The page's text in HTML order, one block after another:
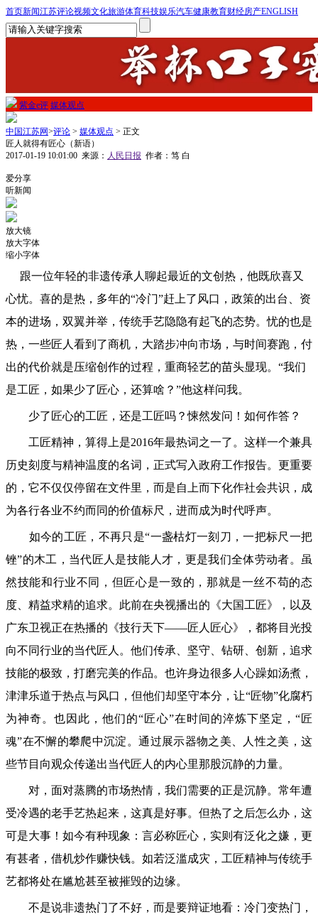
首页新闻江苏评论视频文化旅游体育科技娱乐汽车健康教育财经房产ENGLISH
紫金e评 媒体观点
中国江苏网>评论 > 媒体观点 > 正文
匠人就得有匠心（新语）
2017-01-19 10:01:00 来源： 人民日报 作者：笃 白
爱分享
听新闻
放大镜
放大字体
缩小字体
跟一位年轻的非遗传承人聊起最近的文创热，他既欣喜又
心忧。喜的是热，多年的“冷门”赶上了风口，政策的出台、资
本的进场，双翼并举，传统手艺隐隐有起飞的态势。忧的也是
热，一些匠人看到了商机，大踏步冲向市场，与时间赛跑，付
出的代价就是压缩创作的过程，重商轻艺的苗头显现。“我们
是工匠，如果少了匠心，还算啥？”他这样问我。
少了匠心的工匠，还是工匠吗？悚然发问！如何作答？
工匠精神，算得上是2016年最热词之一了。这样一个兼具
历史刻度与精神温度的名词，正式写入政府工作报告。更重要
的，它不仅仅停留在文件里，而是自上而下化作社会共识，成
为各行各业不约而同的价值标尺，进而成为时代呼声。
如今的工匠，不再只是“一盏枯灯一刻刀，一把标尺一把
锉”的木工，当代匠人是技能人才，更是我们全体劳动者。虽
然技能和行业不同，但匠心是一致的，那就是一丝不苟的态
度、精益求精的追求。此前在央视播出的《大国工匠》，以及
广东卫视正在热播的《技行天下——匠人匠心》，都将目光投
向不同行业的当代匠人。他们传承、坚守、钻研、创新，追求
技能的极致，打磨完美的作品。也许身边很多人心躁如汤煮，
津津乐道于热点与风口，但他们却坚守本分，让“匠物”化腐朽
为神奇。也因此，他们的“匠心”在时间的淬炼下坚定，“匠
魂”在不懈的攀爬中沉淀。通过展示器物之美、人性之美，这
些节目向观众传递出当代匠人的内心里那股沉静的力量。
对，面对蒸腾的市场热情，我们需要的正是沉静。常年遭
受冷遇的老手艺热起来，这真是好事。但热了之后怎么办，这
可是大事！如今有种现象：言必称匠心，实则有泛化之嫌，更
有甚者，借机炒作赚快钱。如若泛滥成灾，工匠精神与传统手
艺都将处在尴尬甚至被摧毁的边缘。
不是说非遗热门了不好，而是要辩证地看：冷门变热门，